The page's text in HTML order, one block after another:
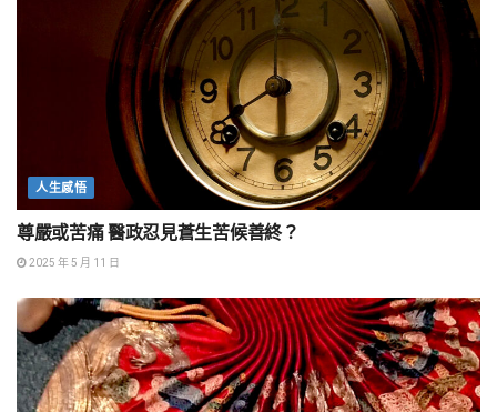
人生感悟
尊嚴或苦痛 醫政忍見蒼生苦候善終？
2025 年 5 月 11 日